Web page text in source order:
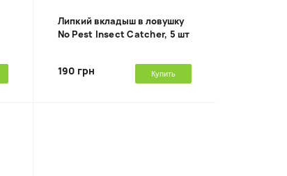
Липкий вкладыш в ловушку
No Pest Insect Catcher, 5 шт
190 грн Купить